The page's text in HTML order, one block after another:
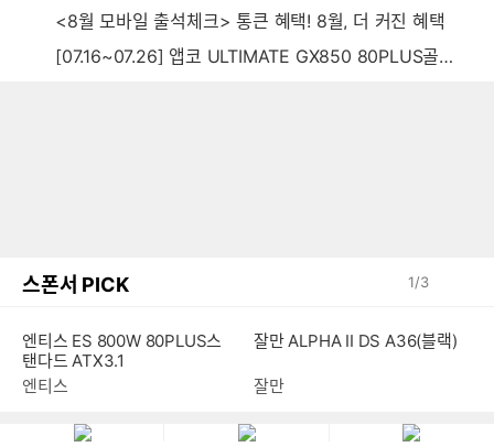
<8월 모바일 출석체크> 통큰 혜택! 8월, 더 커진 혜택
[07.16~07.26] 앱코 ULTIMATE GX850 80PLUS골드 풀모듈러 ATX3.0 블랙
스폰서 PICK 1/3
엔티스 ES 800W 80PLUS스
탠다드 ATX3.1
엔티스
잘만 ALPHA II DS A36(블랙)
잘만